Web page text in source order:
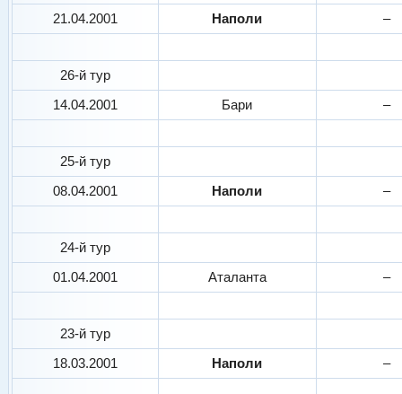
21.04.2001
Наполи –
26-й тур
14.04.2001
Бари –
25-й тур
08.04.2001
Наполи –
24-й тур
01.04.2001
Аталанта –
23-й тур
18.03.2001
Наполи –